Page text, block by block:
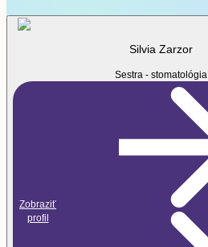
Silvia Zarzor
Sestra - stomatológia
Zobraziť
profil